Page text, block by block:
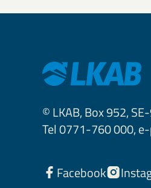
© LKAB, Box 952,
Tel 0771-760 000,
Facebook